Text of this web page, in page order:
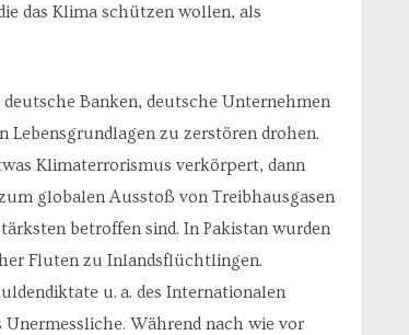
das Klima schützen wollen, als
Banken, deutsche Unternehmen
zu zerstören drohen.
Klimaterrorismus verkörpert, dann
globalen Ausstoß von Treibhausgasen
betroffen sind. In Pakistan wurden
Fluten zu Inlandsflüchtlingen.
u. a. des Internationalen
Während nach wie vor